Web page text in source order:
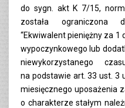
do sygn. akt K 7/15,
została ograniczona
“Ekwiwalent pieniężny za
wypoczynkowego lub
niewykorzystanego
na podstawie art. 33 ust. 3
miesięcznego uposażenia
o charakterze stałym